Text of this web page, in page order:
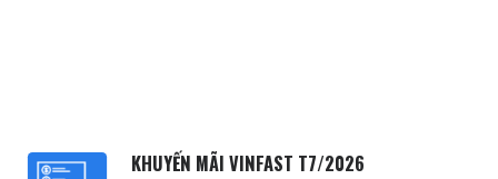
KHUYẾN MÃI VINFAST T7/2026